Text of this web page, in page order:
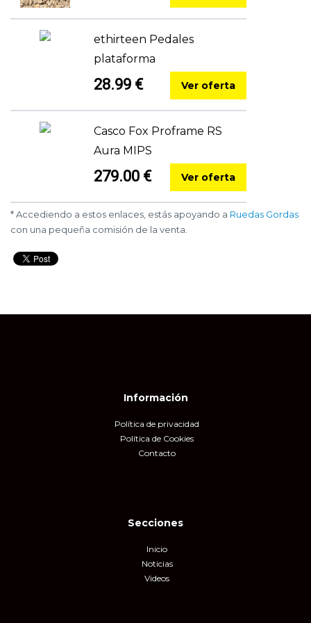
ethirteen Pedales
plataforma
28.99 € Ver oferta
Casco Fox Proframe RS
Aura MIPS
279.00 € Ver oferta
* Accediendo a estos enlaces, estás apoyando a Ruedas Gordas
con una pequeña comisión de la venta.
Información
Política de privacidad
Política de Cookies
Contacto
Secciones
Inicio
Noticias
Videos